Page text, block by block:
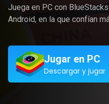
Juega en PC con
Android, en la que confían
Jugar en PC
Descargar y jugar